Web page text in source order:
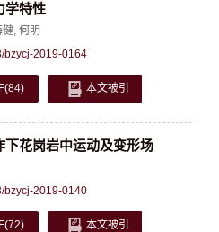
学特性
健, 何明
bzycj-2019-0164
(84) 本文被引
花岗岩中运动及变形场
bzycj-2019-0140
(72) 本文被引